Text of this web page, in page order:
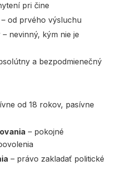
pri čine
– od prvého výsluchu
– nevinný, kým nie je
a bezpodmienečný
od 18 rokov, pasívne
– pokojné
– právo zakladať politické